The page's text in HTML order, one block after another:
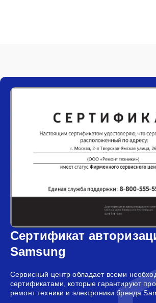
Сертификат
Samsung
Сервисный центр обладает всеми
сертификатами, которые гарантируют
ремонт техники и электроники бренда